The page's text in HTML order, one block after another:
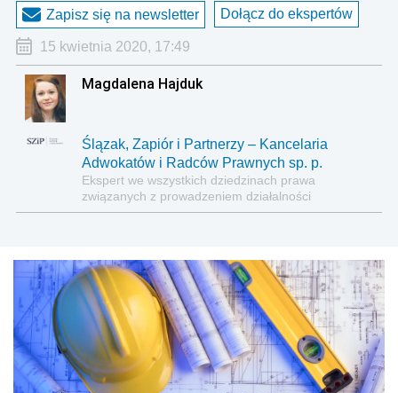
Zapisz się na newsletter Dołącz do ekspertów
15 kwietnia 2020, 17:49
Magdalena Hajduk
Ślązak, Zapiór i Partnerzy – Kancelaria
Adwokatów i Radców Prawnych sp. p.
Ekspert we wszystkich dziedzinach prawa
związanych z prowadzeniem działalności
gospodarczej